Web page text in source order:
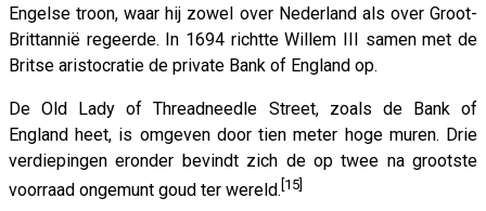
Engelse troon, waar hij zowel over Nederland als over Groot-
Brittannië regeerde. In 1694 richtte Willem III samen met de
Britse aristocratie de private Bank of England op.
De Old Lady of Threadneedle Street, zoals de Bank of
England heet, is omgeven door tien meter hoge muren. Drie
verdiepingen eronder bevindt zich de op twee na grootste
voorraad ongemunt goud ter wereld. [15]